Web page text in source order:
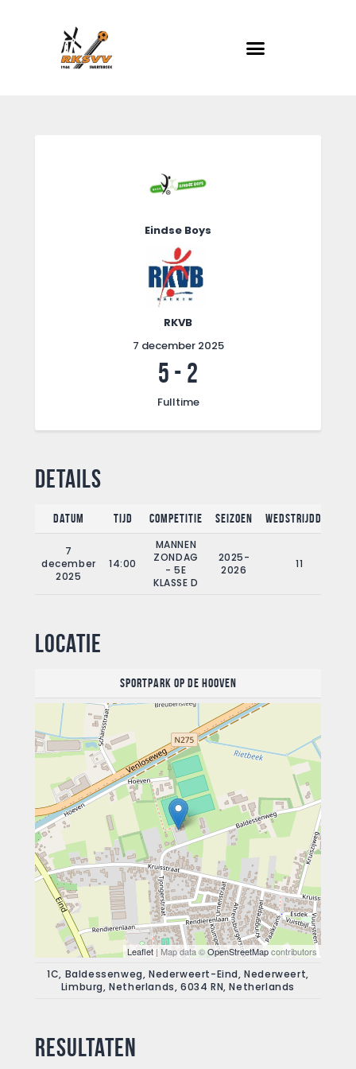
Evenementen
Foto album
Eindse Boys
RKVB
7 december 2025
5 - 2
Fulltime
Details
Datum Tijd Competitie Seizoen Wedstrijddag
7
december
2025
14:00
MANNEN
ZONDAG
- 5E
KLASSE D
2025-
2026
11
Locatie
Sportpark Op de Hooven
Leaflet| Map data ©OpenStreetMapcontributors
1C, Baldessenweg, Nederweert-Eind, Nederweert,
Limburg, Netherlands, 6034 RN, Netherlands
Resultaten